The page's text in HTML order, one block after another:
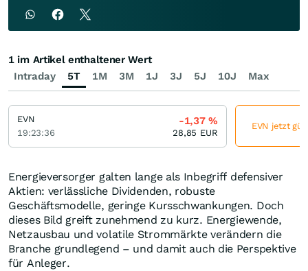
Energieversorger galten lange als Inbegriff defensiver
Aktien: verlässliche Dividenden, robuste
Geschäftsmodelle, geringe Kursschwankungen. Doch
dieses Bild greift zunehmend zu kurz. Energiewende,
Netzausbau und volatile Strommärkte verändern die
Branche grundlegend – und damit auch die Perspektive
für Anleger.
Intraday 5T 1M 3M 1J 3J 5J 10J Max
1 im Artikel enthaltener Wert
EVN
19:23:36
-1,37%
28,85 EUR
EVN jetzt